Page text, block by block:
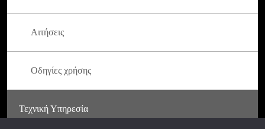
Αιτήσεις
Οδηγίες χρήσης
Τεχνική Υπηρεσία